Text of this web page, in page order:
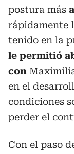
postura más
rápidamente
tenido en la
le permitió
con
en el
condiciones
perder el
Con el paso